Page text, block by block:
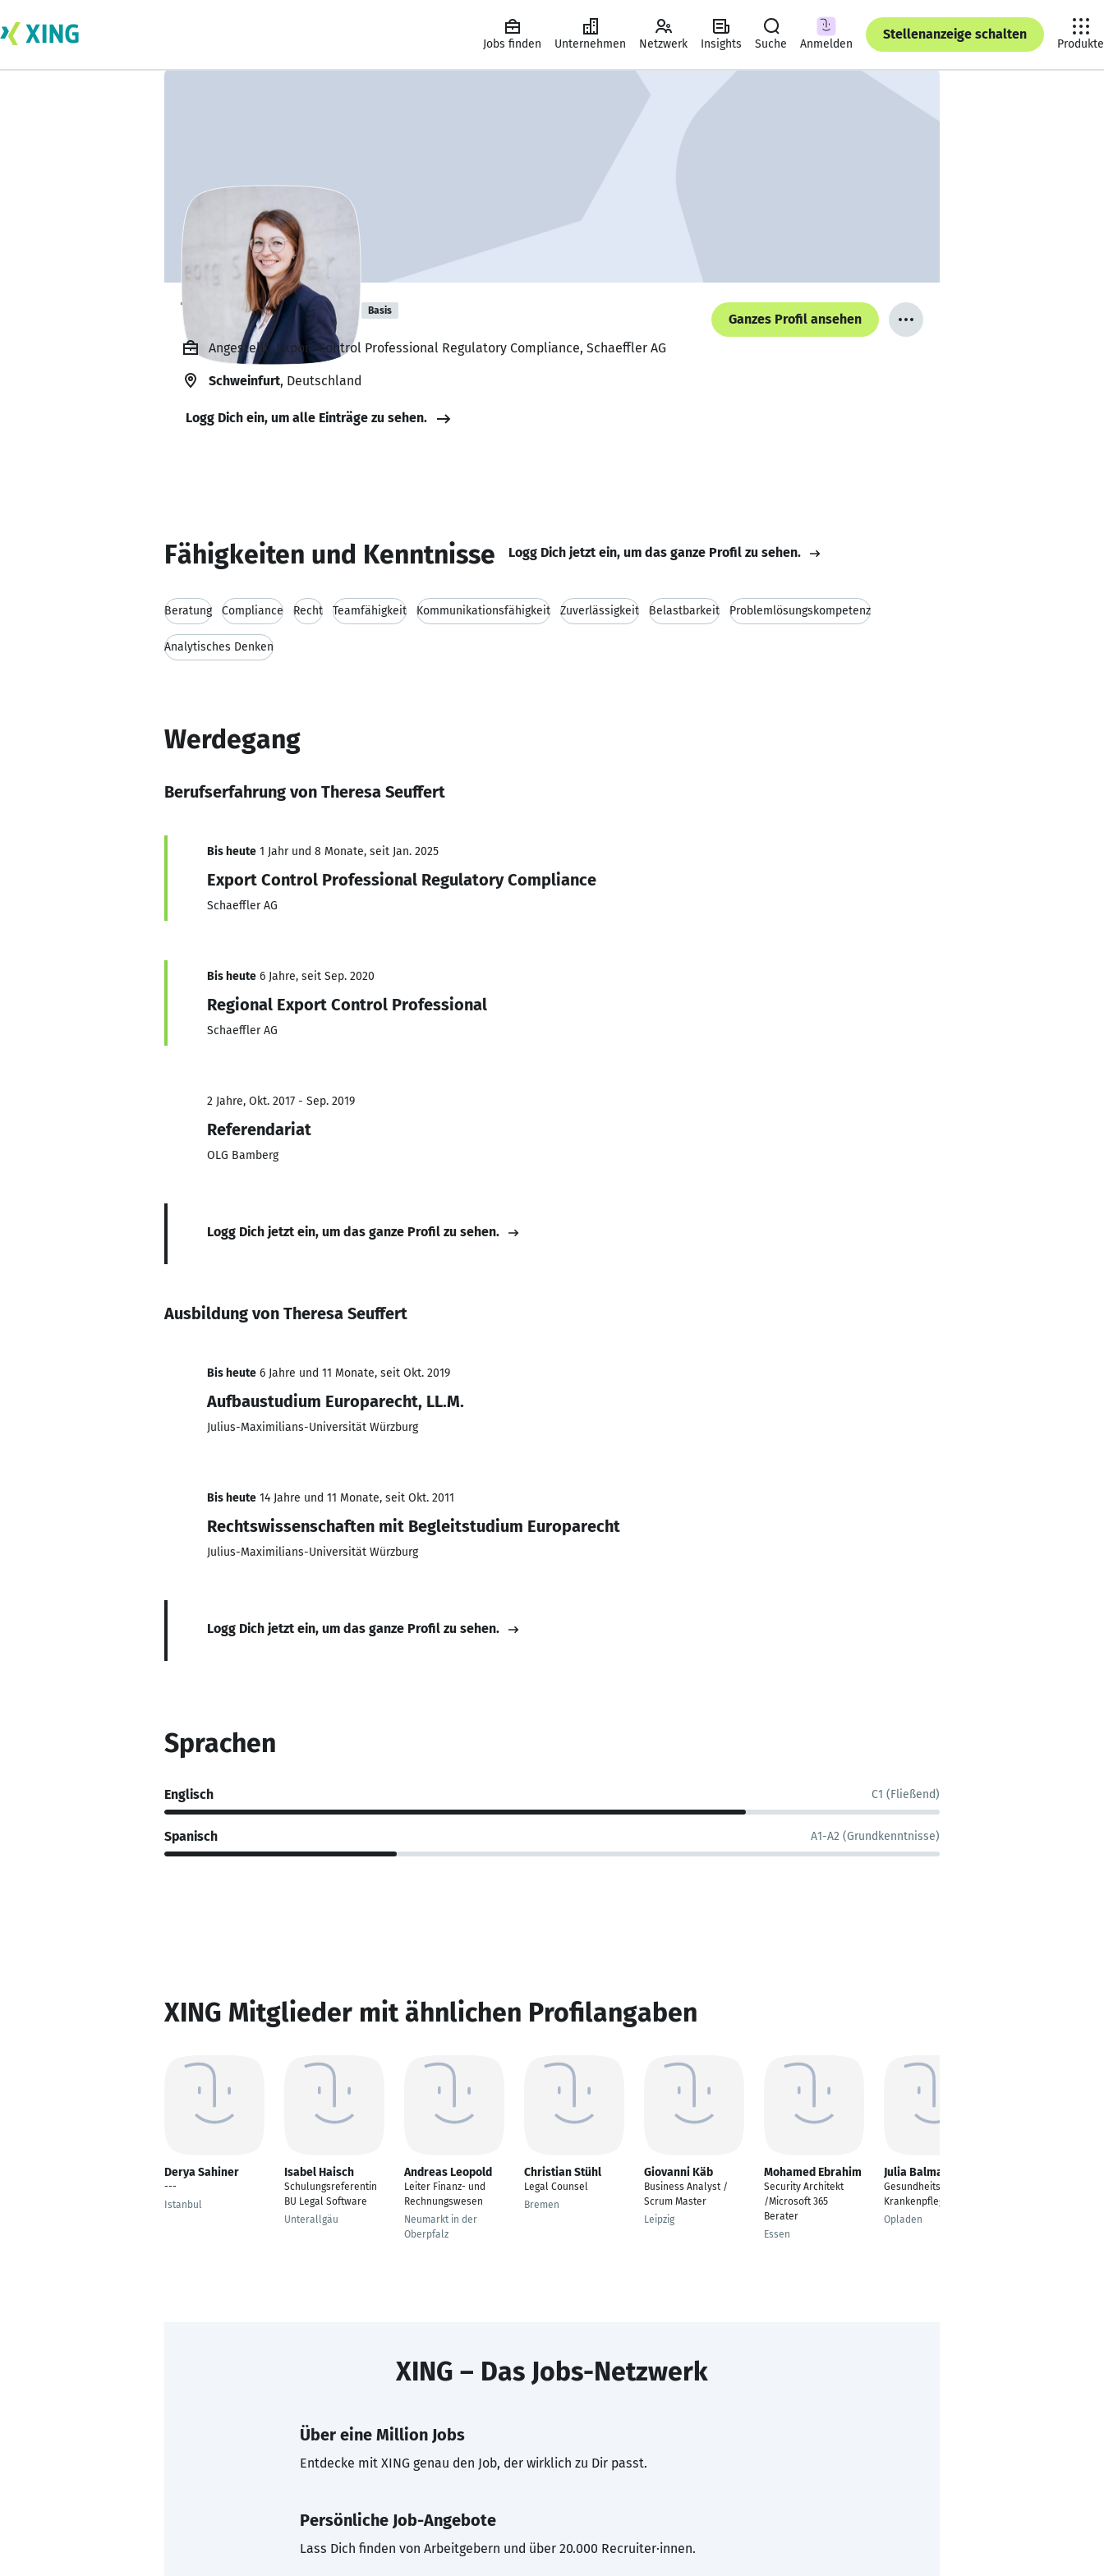
Jobs finden Unternehmen Netzwerk Insights Suche Anmelden
Stellenanzeige schalten
Produkte
Theresa Seuffert Basis
Ganzes Profil ansehen
Angestellt, Export Control Professional Regulatory Compliance, Schaeffler AG
Schweinfurt, Deutschland
Logg Dich ein, um alle Einträge zu sehen.
Fähigkeiten und Kenntnisse Logg Dich jetzt ein, um das ganze Profil zu sehen.
Beratung Compliance Recht Teamfähigkeit Kommunikationsfähigkeit Zuverlässigkeit Belastbarkeit Problemlösungskompetenz
Analytisches Denken
Werdegang
Berufserfahrung von Theresa Seuffert
Bis heute 1 Jahr und 8 Monate, seit Jan. 2025
Export Control Professional Regulatory Compliance
Schaeffler AG
Bis heute 6 Jahre, seit Sep. 2020
Regional Export Control Professional
Schaeffler AG
2 Jahre, Okt. 2017 - Sep. 2019
Referendariat
OLG Bamberg
Logg Dich jetzt ein, um das ganze Profil zu sehen.
Ausbildung von Theresa Seuffert
Bis heute 6 Jahre und 11 Monate, seit Okt. 2019
Aufbaustudium Europarecht, LL.M.
Julius-Maximilians-Universität Würzburg
Bis heute 14 Jahre und 11 Monate, seit Okt. 2011
Rechtswissenschaften mit Begleitstudium Europarecht
Julius-Maximilians-Universität Würzburg
Logg Dich jetzt ein, um das ganze Profil zu sehen.
Sprachen
Englisch C1 (Fließend)
Spanisch A1-A2 (Grundkenntnisse)
XING Mitglieder mit ähnlichen Profilangaben
Derya Sahiner
---
Istanbul
Isabel Haisch
Schulungsreferentin
BU Legal Software
Unterallgäu
Andreas Leopold
Leiter Finanz- und
Rechnungswesen
Neumarkt in der
Oberpfalz
Christian Stühl
Legal Counsel
Bremen
Giovanni Käb
Business Analyst /
Scrum Master
Leipzig
Mohamed Ebrahim
Security Architekt
/Microsoft 365
Berater
Essen
Julia Balmann
Gesundheits- und
Krankenpflegerin
Opladen
XING – Das Jobs-Netzwerk
Über eine Million Jobs
Entdecke mit XING genau den Job, der wirklich zu Dir passt.
Persönliche Job-Angebote
Lass Dich finden von Arbeitgebern und über 20.000 Recruiter·innen.